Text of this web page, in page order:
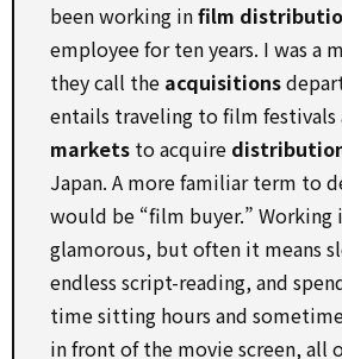
been working infilm
employee for ten years. I was a
they call the acquisitions
entails traveling to film festivals
markets to acquire
Japan. A more familiar term to
would be “film buyer.” Working
glamorous, but often it means
endless script-reading, and
time sitting hours and
in front of the movie screen, all